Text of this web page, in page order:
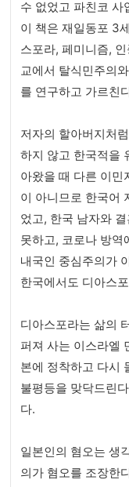
수 없었고 파친코 사
이 책은 재일동포 3
스포라, 페미니즘,
교에서 탈식민주의
를 연구하고 가르친
저자의 할아버지처
하지 않고 한국적을
아왔을 때 다른 이민
이 아니므로 한국어
었고, 한국 남자와
못하고, 코로나 방역
내국인 중심주의가
한국에서도 디아스
디아스포라는 삶의
퍼져 사는 이스라엘
본에 정착하고 다시
불평등을 맞닥드린
다.
일본인의 혐오는 생
의가 혐오를 조장한